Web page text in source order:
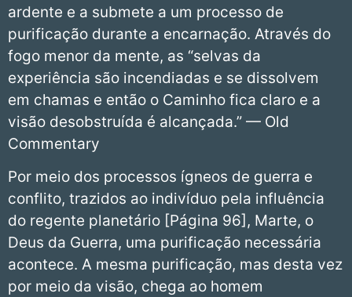
ardente e a submete a um processo de
purificação durante a encarnação. Através do
fogo menor da mente, as “selvas da
experiência são incendiadas e se dissolvem
em chamas e então o Caminho fica claro e a
visão desobstruída é alcançada.” — Old
Commentary
Por meio dos processos ígneos de guerra e
conflito, trazidos ao indivíduo pela influência
do regente planetário [Página 96], Marte, o
Deus da Guerra, uma purificação necessária
acontece. A mesma purificação, mas desta vez
por meio da visão, chega ao homem